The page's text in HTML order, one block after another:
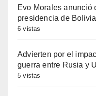
Evo Morales anunció
presidencia de Bolivia
6 vistas
Advierten por el
guerra entre Rusia y
5 vistas